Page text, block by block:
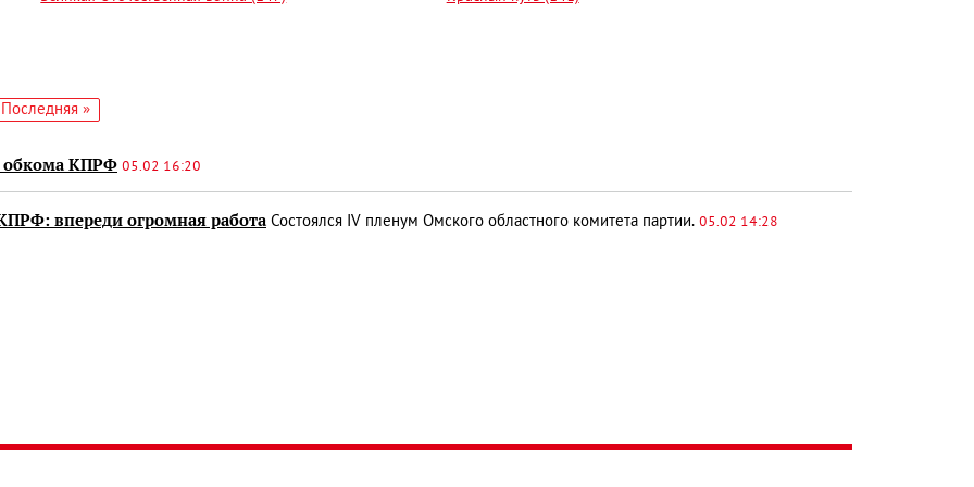
Последняя
Последняя »
обкома КПРФ 05.02 16:20
впереди огромная работа Состоялся IV пленум Омского областного комитета партии. 05.02 14:28